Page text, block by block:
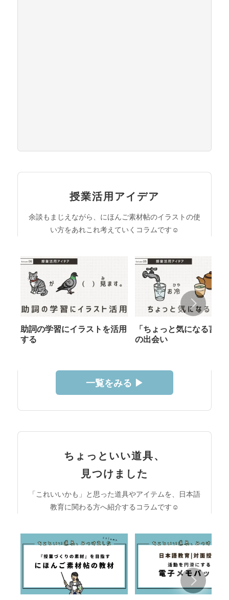
授業活用アイデア
余談もまじえながら、にほんご素材帖のイラストの使
い方をあれこれ考えていくコラムです☺︎
助詞の学習にイラストを活用
する
「ちょっと気になる言葉
の出会い
一覧をみる ▶︎
ちょっといい道具、
見つけました
「これいいかも」と思った道具やアイテムを、日本語
教育に関わる方へ紹介するコラムです☺︎